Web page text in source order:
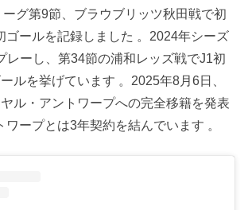
グ第9節、ブラウブリッツ秋田戦で初
ゴールを記録しました 。2024年シーズ
レーし、第34節の浦和レッズ戦でJ1初
ルを挙げています 。2025年8月6日、
ル・アントワープへの完全移籍を発表
ワープとは3年契約を結んでいます 。